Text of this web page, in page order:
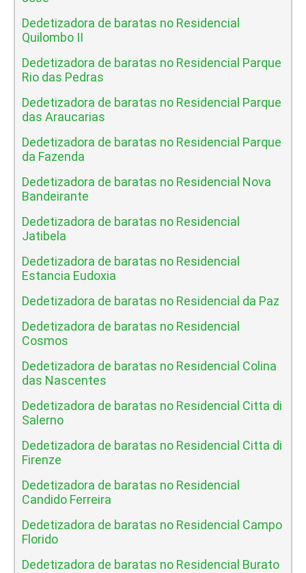
Dedetizadora de baratas no Residencial
Quilombo II
Dedetizadora de baratas no Residencial Parque
Rio das Pedras
Dedetizadora de baratas no Residencial Parque
das Araucarias
Dedetizadora de baratas no Residencial Parque
da Fazenda
Dedetizadora de baratas no Residencial Nova
Bandeirante
Dedetizadora de baratas no Residencial
Jatibela
Dedetizadora de baratas no Residencial
Estancia Eudoxia
Dedetizadora de baratas no Residencial da Paz
Dedetizadora de baratas no Residencial
Cosmos
Dedetizadora de baratas no Residencial Colina
das Nascentes
Dedetizadora de baratas no Residencial Citta di
Salerno
Dedetizadora de baratas no Residencial Citta di
Firenze
Dedetizadora de baratas no Residencial
Candido Ferreira
Dedetizadora de baratas no Residencial Campo
Florido
Dedetizadora de baratas no Residencial Burato